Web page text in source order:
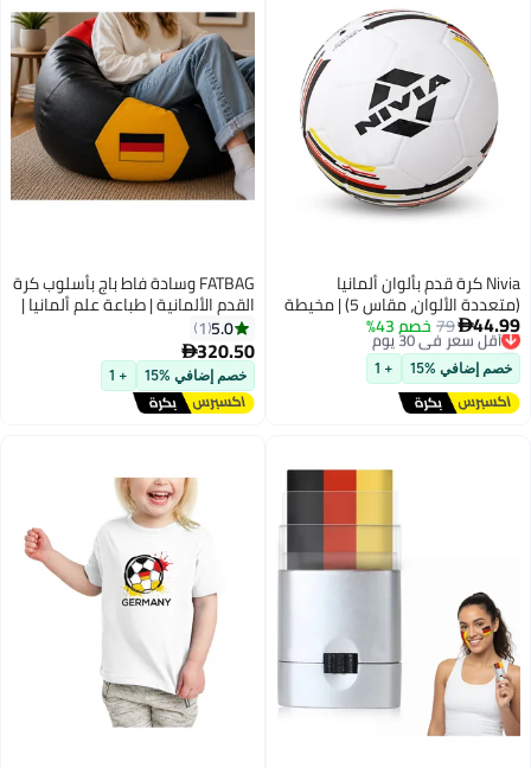
Nivia كرة قدم بألوان ألمانيا
(متعددة الألوان، مقاس 5) | مخيطة
مقاومة للماء | كرة قدم
44.99
79 خصم 43%أقل سعر في 30 يوم
توصيل مجاني
أقل سعر في 30 يوم
خصم إضافي %15 + 1
FATBAG وسادة فاط باج بأسلوب كرة
القدم الألمانية | طباعة علم ألمانيا |
جلد صناعي | وسادة مملوءة
للأطفال والبالغين
5.0
1
320.50
خصم إضافي %15 + 1